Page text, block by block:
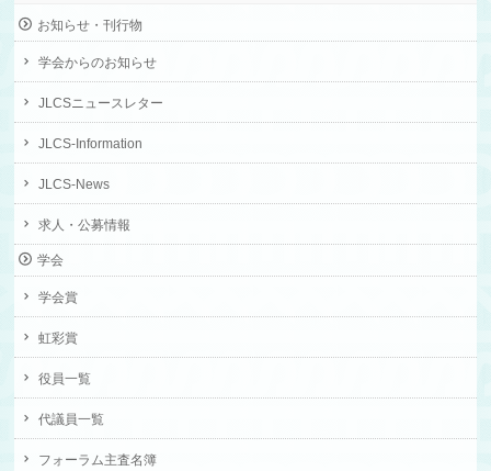
お知らせ・刊行物
学会からのお知らせ
JLCSニュースレター
JLCS-Information
JLCS-News
求人・公募情報
学会
学会賞
虹彩賞
役員一覧
代議員一覧
フォーラム主査名簿